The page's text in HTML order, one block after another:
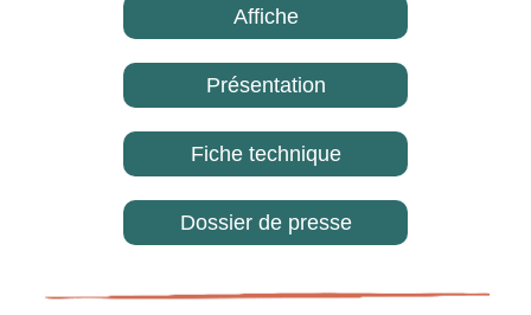
Affiche
Présentation
Fiche technique
Dossier de presse